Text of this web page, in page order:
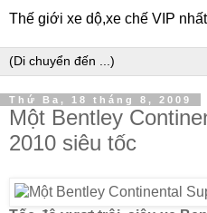
Thế giới xe dộ,xe chế VIP
Thứ Ba, 18 tháng 8, 2009
Một Bentley
2010 siêu tốc